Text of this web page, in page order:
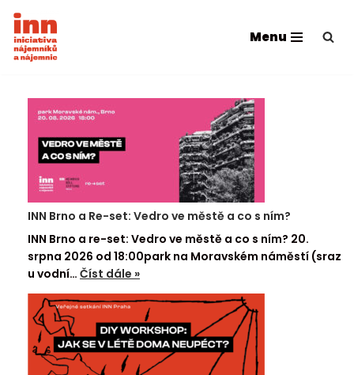
Přeskočit
na
Menu
INN Brno a Re-set: Vedro ve městě a co s ním?
INN Brno a re-set: Vedro ve městě a co s ním? 20.
srpna 2026 od 18:00park na Moravském náměstí (sraz
u vodní… Číst dále »